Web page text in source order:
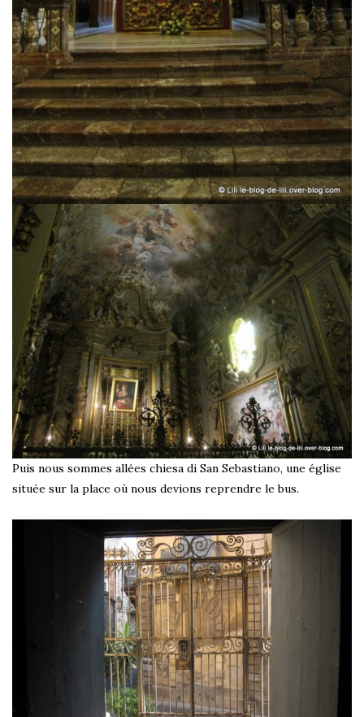
Puis nous sommes allées chiesa di San Sebastiano, une église
située sur la place où nous devions reprendre le bus.